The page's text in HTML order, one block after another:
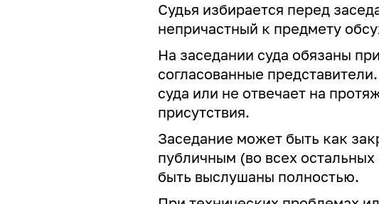
Судья избирается перед
непричастный к предмету
На заседании суда обязаны
согласованные
суда или не отвечает на
присутствия.
Заседание может быть как
публичным (во всех
быть выслушаны полностью.